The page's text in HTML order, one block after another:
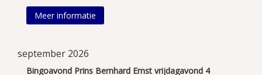
Meer informatie
september 2026
Bingoavond Prins Bernhard Emst vrijdagavond 4